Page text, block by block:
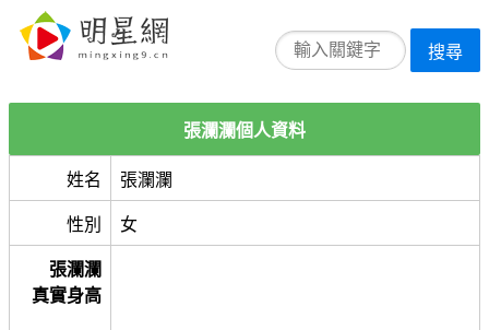
搜尋
張瀾瀾個人資料
姓名 張瀾瀾
性別 女
張瀾瀾
真實身高